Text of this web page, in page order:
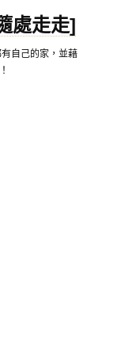
處走走]
自己的家，並藉